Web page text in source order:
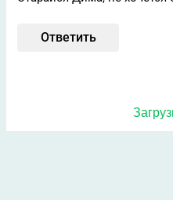
Ответить